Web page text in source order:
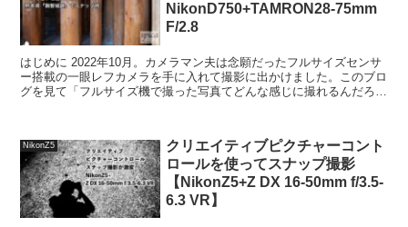
NikonD750+TAMRON28-75mm
F/2.8
はじめに 2022年10月。カメラマン夫は念願だったフルサイズセンサ
ー搭載の一眼レフカメラを手に入れて撮影に出かけました。このブロ
グを見て「フルサイズ機で撮った写真てどんな感じに撮れるんだろ
NikonZ5
クリエイティブピクチャーコント
ロールを使ってスナップ撮影
【NikonZ5+Z DX 16-50mm f/3.5-
6.3 VR】